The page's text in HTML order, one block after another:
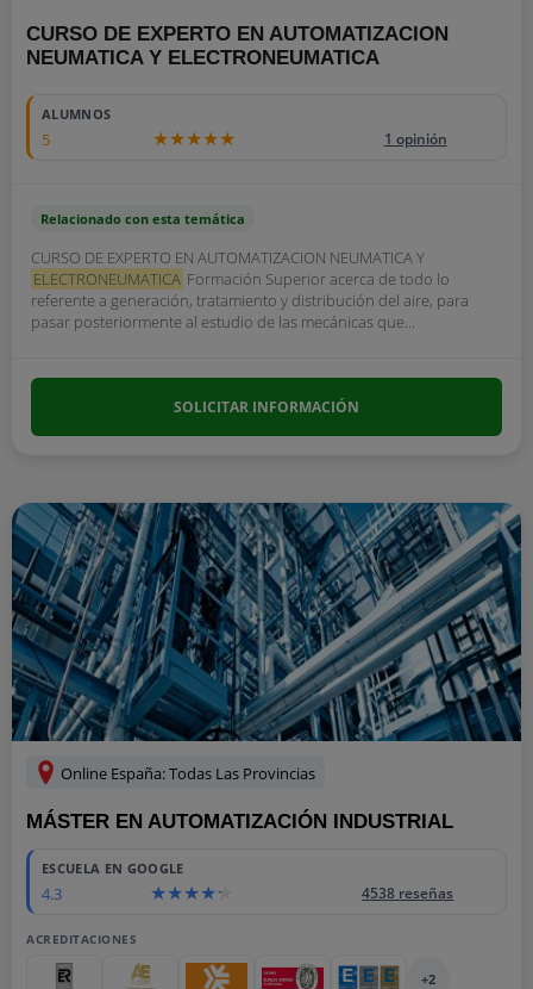
CURSO DE EXPERTO EN AUTOMATIZACION
NEUMATICA Y ELECTRONEUMATICA
ALUMNOS
5 1 opinión
Relacionado con esta temática
CURSO DE EXPERTO EN AUTOMATIZACION NEUMATICA Y
ELECTRONEUMATICA Formación Superior acerca de todo lo
referente a generación, tratamiento y distribución del aire, para
pasar posteriormente al estudio de las mecánicas que...
SOLICITAR INFORMACIÓN
Online España: Todas Las Provincias
MÁSTER EN AUTOMATIZACIÓN INDUSTRIAL
ESCUELA EN GOOGLE
4.3 4538 reseñas
ACREDITACIONES
+2